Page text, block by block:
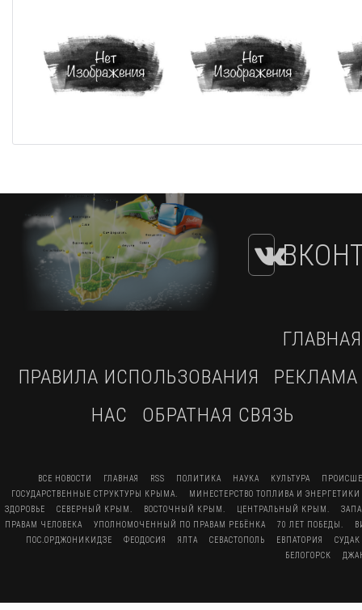
ГЛАВНАЯ
ПРАВИЛА ИСПОЛЬЗОВАНИЯ
РЕКЛАМА
НАС
ОБРАТНАЯ СВЯЗЬ
ВСЕ НОВОСТИ ГЛАВНАЯ RSS ПОЛИТИКА НАУКА КУЛЬТУРА
ГОСУДАРСТВЕННЫЕ СТРУКТУРЫ КРЫМА.
МИНЕСТЕРСТВО ТОПЛИВА И
ЗДОРОВЬЕ
СЕВЕРНЫЙ КРЫМ. ВОСТОЧНЫЙ КРЫМ. ЦЕНТРАЛЬНЫЙ КРЫМ.
ПРАВАМ ЧЕЛОВЕКА
УПОЛНОМОЧЕННЫЙ ПО ПРАВАМ РЕБЁНКА 70 ЛЕТ ПОБЕДЫ.
ПОС.ОРДЖОНИКИДЗЕ
ФЕОДОСИЯ ЯЛТА СЕВАСТОПОЛЬ ЕВПАТОРИЯ
СУДАК
БЕЛОГОРСК